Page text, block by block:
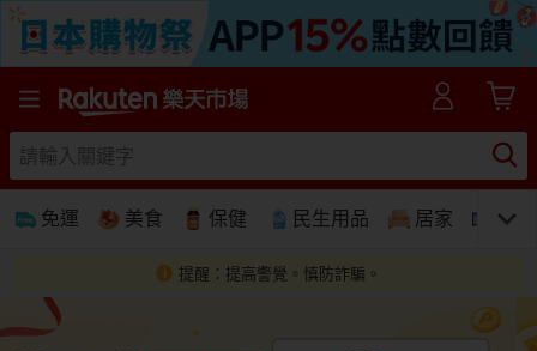
樂天市場線上購物-日本樂天第一大網購平台
美食蛋糕 民生用品
免運 美食 保健 民生用品 居家 3C
提醒：提高警覺。慎防詐騙。